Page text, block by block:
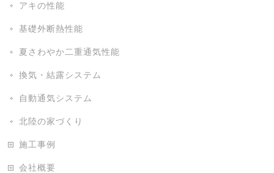
アキの性能
基礎外断熱性能
夏さわやか二重通気性能
換気・結露システム
自動通気システム
北陸の家づくり
施工事例
会社概要